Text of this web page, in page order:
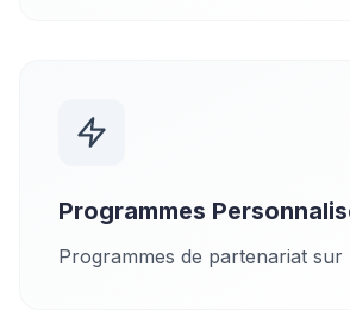
Programmes
Programmes de partenariat sur